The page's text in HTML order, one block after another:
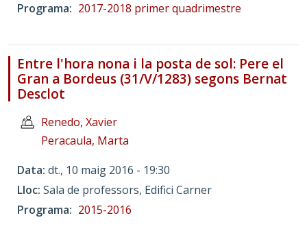
Programa
2017-2018 primer quadrimestre
Entre l'hora nona i la posta de sol: Pere el
Gran a Bordeus (31/V/1283) segons Bernat
Desclot
Renedo, Xavier
Peracaula, Marta
Data dt., 10 maig 2016 - 19:30
Lloc Sala de professors, Edifici Carner
Programa
2015-2016